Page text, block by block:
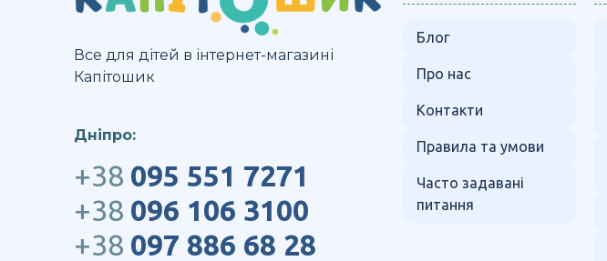
Все для дітей в інтернет-магазині
Капітошик
Дніпро:
+38 095 551 7271
+38 096 106 3100
+38 097 886 68 28
Блог
Про нас
Контакти
Правила та умови
Часто задавані
питання